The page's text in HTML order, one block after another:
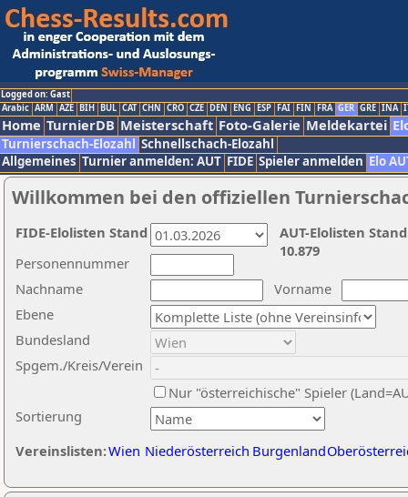
Logged on: Gast
Arabic ARM AZE BIH BUL CAT CHN CRO CZE DEN ENG ESP FAI FIN FRA GER GRE INA
Home TurnierDB Meisterschaft Foto-Galerie Meldekartei
Turnierschach-Elozahl Schnellschach-Elozahl
Allgemeines Turnier anmelden: AUT FIDE Spieler anmelden Elo
Willkommen bei den offiziellen
Nachname
Vorname
Ebene
Sortierung
Personennummer
Bundesland
Spgem./Kreis/Verein
Nur "österreichische" Spieler
Vereinslisten:Wien Niederösterreich Burgenland
AUT-Elolisten
10.879
FIDE-Elolisten Stand